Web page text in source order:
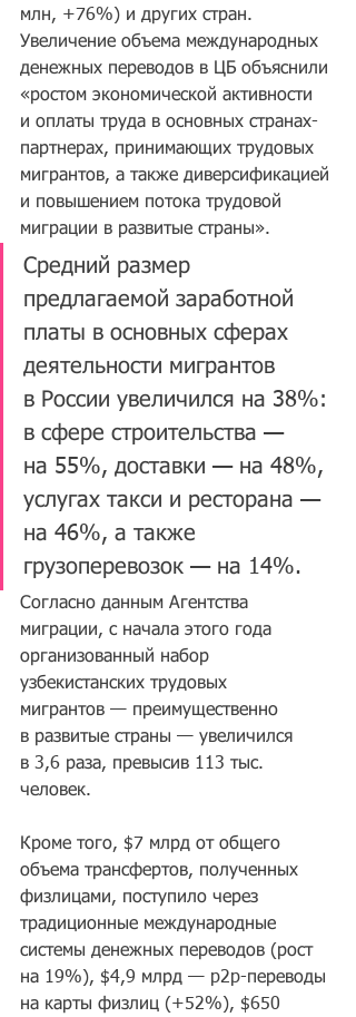
млн, +76%) и других стран.
Увеличение объема международных
денежных переводов в ЦБ объяснили
«ростом экономической активности
и оплаты труда в основных странах-
партнерах, принимающих трудовых
мигрантов, а также диверсификацией
и повышением потока трудовой
миграции в развитые страны».
Средний размер
предлагаемой заработной
платы в основных сферах
деятельности мигрантов
в России увеличился на 38%:
в сфере строительства —
на 55%, доставки — на 48%,
услугах такси и ресторана —
на 46%, а также
грузоперевозок — на 14%.
Согласно данным Агентства
миграции, с начала этого года
организованный набор
узбекистанских трудовых
мигрантов — преимущественно
в развитые страны — увеличился
в 3,6 раза, превысив 113 тыс.
человек.
Кроме того, $7 млрд от общего
объема трансфертов, полученных
физлицами, поступило через
традиционные международные
системы денежных переводов (рост
на 19%), $4,9 млрд — p2p-переводы
на карты физлиц (+52%), $650